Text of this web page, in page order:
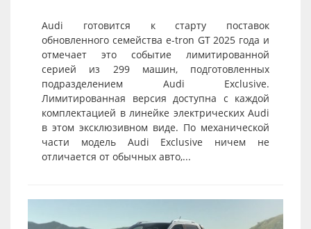
Audi готовится к старту поставок
обновленного семейства e-tron GT 2025 года и
отмечает это событие лимитированной
серией из 299 машин, подготовленных
подразделением Audi Exclusive.
Лимитированная версия доступна с каждой
комплектацией в линейке электрических Audi
в этом эксклюзивном виде. По механической
части модель Audi Exclusive ничем не
отличается от обычных авто,...